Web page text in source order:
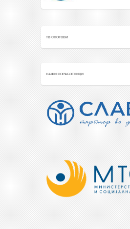
ТВ СПОТОВИ
НАШИ СОРАБОТНИЦИ